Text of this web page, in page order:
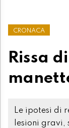
CRONACA
Rissa
Le ipotesi di
lesioni gravi,